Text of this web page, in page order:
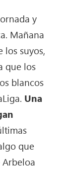
y
Mañana
los suyos,
que los
blancos
Una
que